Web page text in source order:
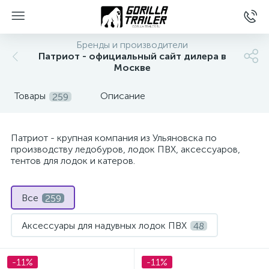
Бренды и производители
Патриот - официальный сайт дилера в
Москве
Товары 259 Описание
Патриот - крупная компания из Ульяновска по
производству ледобуров, лодок ПВХ, аксессуаров,
тентов для лодок и катеров.
Все 259
Аксессуары для надувных лодок ПВХ 48
Аксессуары для прицепов 1
-11% -11%